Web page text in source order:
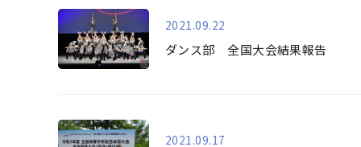
2021.09.22
ダンス部 全国大会結果報告
2021.09.17